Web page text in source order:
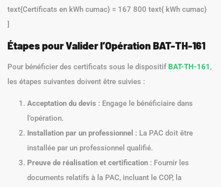
text{Certificats en kWh cumac} = 167 800 text{ kWh cumac}
]
Étapes pour Valider l’Opération BAT-TH-161
Pour bénéficier des certificats sous le dispositif BAT-TH-161 ,
les étapes suivantes doivent être suivies :
Acceptation du devis : Engage le bénéficiaire dans
l’opération.
Installation par un professionnel : La PAC doit être
installée par un professionnel qualifié.
Preuve de réalisation et certification : Fournir les
documents relatifs à la PAC, incluant le COP, la